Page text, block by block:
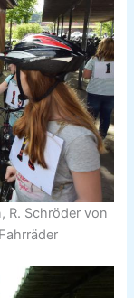
R. Schröder von